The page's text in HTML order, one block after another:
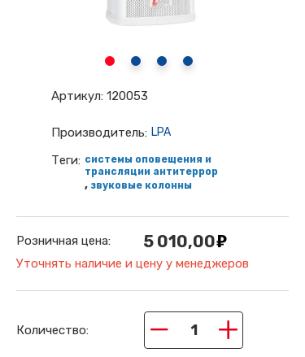
Розничная цена: 5 010,00
Уточнять наличие и цену у менеджеров
Количество: − +
Артикул: 120053
Производитель: LPA
Теги: системы оповещения и
трансляции антитеррор
, звуковые колонны